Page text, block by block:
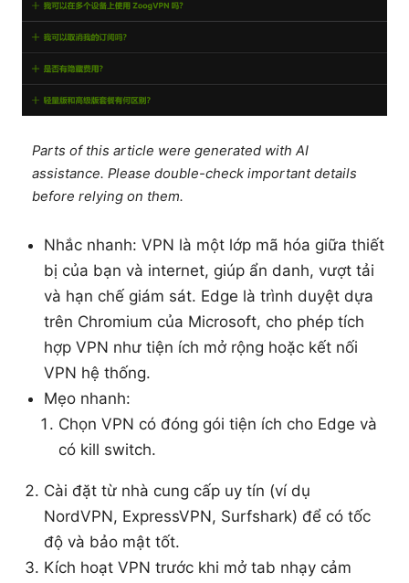
Parts of this article were generated with AI
assistance. Please double-check important details
before relying on them.
Nhắc nhanh: VPN là một lớp mã hóa giữa thiết
bị của bạn và internet, giúp ẩn danh, vượt tải
và hạn chế giám sát. Edge là trình duyệt dựa
trên Chromium của Microsoft, cho phép tích
hợp VPN như tiện ích mở rộng hoặc kết nối
VPN hệ thống.
Mẹo nhanh:
Chọn VPN có đóng gói tiện ích cho Edge và
có kill switch.
Cài đặt từ nhà cung cấp uy tín (ví dụ
NordVPN, ExpressVPN, Surfshark) để có tốc
độ và bảo mật tốt.
Kích hoạt VPN trước khi mở tab nhạy cảm